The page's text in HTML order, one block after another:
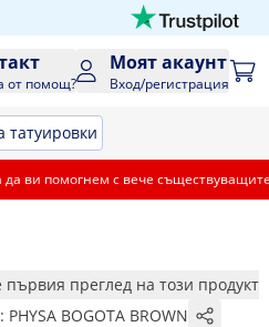
от помощ?
Моят акаунт
Вход/регистрация
татуировки
ви помогнем с вече
първия преглед на този продукт
PHYSA BOGOTA BROWN